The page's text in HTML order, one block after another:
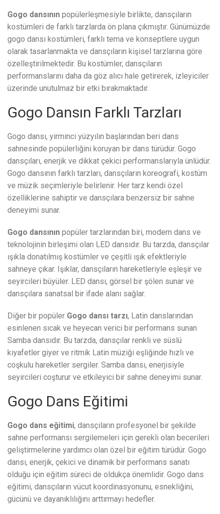
Gogo dansının popülerleşmesiyle birlikte, dansçıların
kostümleri de farklı tarzlarda ön plana çıkmıştır. Günümüzde
gogo dansı kostümleri, farklı tema ve konseptlere uygun
olarak tasarlanmakta ve dansçıların kişisel tarzlarına göre
özelleştirilmektedir. Bu kostümler, dansçıların
performanslarını daha da göz alıcı hale getirerek, izleyiciler
üzerinde unutulmaz bir etki bırakmaktadır.
Gogo Dansın Farklı Tarzları
Gogo dansı, yirminci yüzyılın başlarından beri dans
sahnesinde popülerliğini koruyan bir dans türüdür. Gogo
dansçıları, enerjik ve dikkat çekici performanslarıyla ünlüdür.
Gogo dansının farklı tarzları, dansçıların koreografi, kostüm
ve müzik seçimleriyle belirlenir. Her tarz kendi özel
özelliklerine sahiptir ve dansçılara benzersiz bir sahne
deneyimi sunar.
Gogo dansının popüler tarzlarından biri, modern dans ve
teknolojinin birleşimi olan LED dansıdır. Bu tarzda, dansçılar
ışıkla donatılmış kostümler ve çeşitli ışık efektleriyle
sahneye çıkar. Işıklar, dansçıların hareketleriyle eşleşir ve
seyircileri büyüler. LED dansı, görsel bir şölen sunar ve
dansçılara sanatsal bir ifade alanı sağlar.
Diğer bir popüler Gogo dansı tarzı, Latin danslarından
esinlenen sıcak ve heyecan verici bir performans sunan
Samba dansıdır. Bu tarzda, dansçılar renkli ve süslü
kıyafetler giyer ve ritmik Latin müziği eşliğinde hızlı ve
coşkulu hareketler sergiler. Samba dansı, enerjisiyle
seyircileri coşturur ve etkileyici bir sahne deneyimi sunar.
Gogo Dans Eğitimi
Gogo dans eğitimi, dansçıların profesyonel bir şekilde
sahne performansı sergilemeleri için gerekli olan becerileri
geliştirmelerine yardımcı olan özel bir eğitim türüdür. Gogo
dansı, enerjik, çekici ve dinamik bir performans sanatı
olduğu için eğitim süreci de oldukça önemlidir. Gogo dans
eğitimi, dansçıların vücut koordinasyonunu, esnekliğini,
gücünü ve dayanıklılığını arttırmayı hedefler.